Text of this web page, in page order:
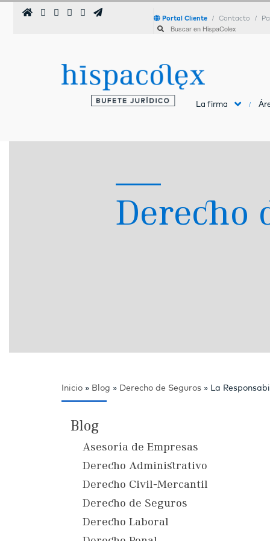
Portal Cliente Contacto
La firma
Derecho
Inicio » Blog » Derecho de Seguros » La
Blog
Asesoría de Empresas
Derecho Administrativo
Derecho Civil-Mercantil
Derecho de Seguros
Derecho Laboral